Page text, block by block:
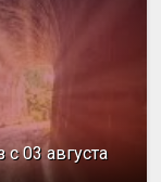
с 03 августа